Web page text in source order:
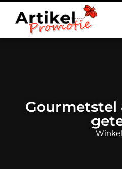
Gourmetstel